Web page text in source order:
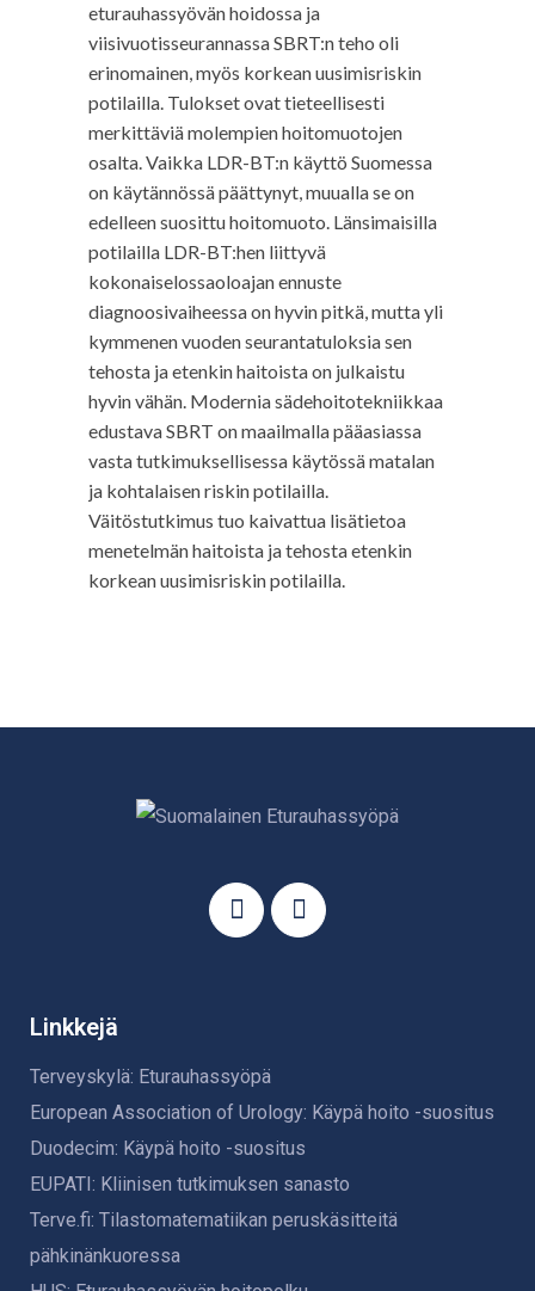
eturauhassyövän hoidossa ja
viisivuotisseurannassa SBRT:n teho oli
erinomainen, myös korkean uusimisriskin
potilailla. Tulokset ovat tieteellisesti
merkittäviä molempien hoitomuotojen
osalta. Vaikka LDR-BT:n käyttö Suomessa
on käytännössä päättynyt, muualla se on
edelleen suosittu hoitomuoto. Länsimaisilla
potilailla LDR-BT:hen liittyvä
kokonaiselossaoloajan ennuste
diagnoosivaiheessa on hyvin pitkä, mutta yli
kymmenen vuoden seurantatuloksia sen
tehosta ja etenkin haitoista on julkaistu
hyvin vähän. Modernia sädehoitotekniikkaa
edustava SBRT on maailmalla pääasiassa
vasta tutkimuksellisessa käytössä matalan
ja kohtalaisen riskin potilailla.
Väitöstutkimus tuo kaivattua lisätietoa
menetelmän haitoista ja tehosta etenkin
korkean uusimisriskin potilailla.
Linkkejä
Terveyskylä: Eturauhassyöpä
European Association of Urology: Käypä hoito -suositus
Duodecim: Käypä hoito -suositus
EUPATI: Kliinisen tutkimuksen sanasto
Terve.fi: Tilastomatematiikan peruskäsitteitä
pähkinänkuoressa